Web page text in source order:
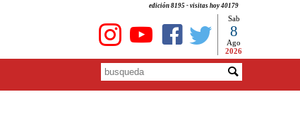
edición 8195 - visitas hoy 40179
Sab
8
Ago
2026